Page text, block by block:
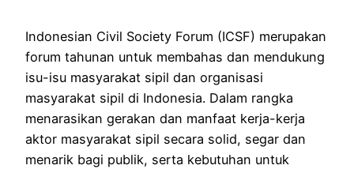
Indonesian Civil Society Forum (ICSF) merupakan
forum tahunan untuk membahas dan mendukung
isu-isu masyarakat sipil dan organisasi
masyarakat sipil di Indonesia. Dalam rangka
menarasikan gerakan dan manfaat kerja-kerja
aktor masyarakat sipil secara solid, segar dan
menarik bagi publik, serta kebutuhan untuk